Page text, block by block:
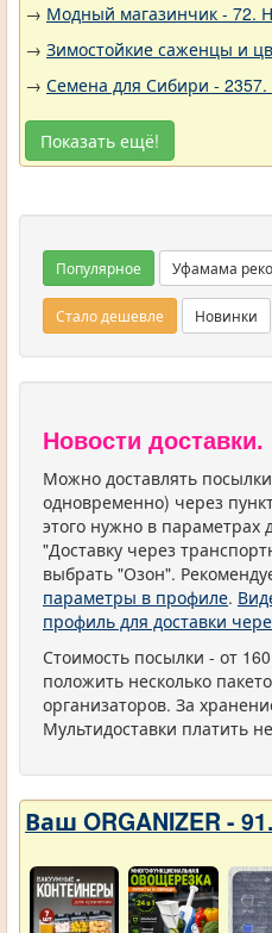
→ Модный магазинчик - 72.
→ Зимостойкие саженцы и
→ Семена для Сибири -
Показать ещё!
Популярное Уфамама
Стало дешевле Новинки
Новости доставки.
Можно доставлять
одновременно) через
этого нужно в параметрах
"Доставку через
выбрать "Озон".
параметры в профиле.
профиль для доставки
Стоимость посылки - от
положить несколько
организаторов. За
Мультидоставки платить
Ваш ORGANIZER -